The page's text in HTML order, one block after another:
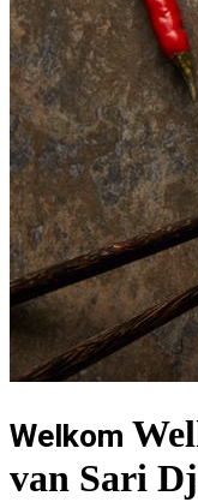
Welkom
van Sari